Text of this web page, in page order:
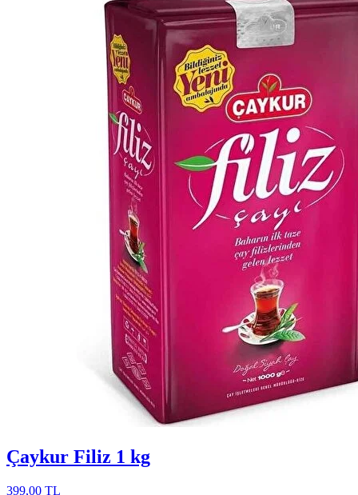
Çaykur Filiz 1 kg
399,00 TL